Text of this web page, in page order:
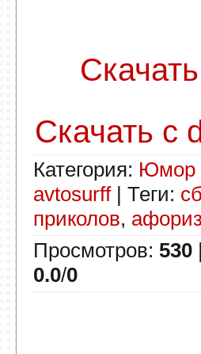
Скачать с
Категория: Юмор
avtosurff| Теги:
приколов,
Просмотров: 530
0.0/0